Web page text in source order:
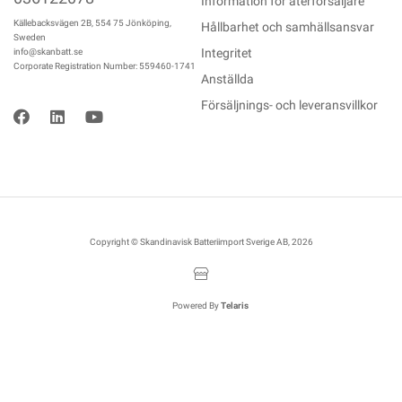
Källebacksvägen 2B, 554 75 Jönköping,
Sweden
info@skanbatt.se
Corporate Registration Number: 559460-1741
Hållbarhet och samhällsansvar
Integritet
Anställda
Försäljnings- och leveransvillkor
Copyright © Skandinavisk Batteriimport Sverige AB, 2026
Powered ByTelaris